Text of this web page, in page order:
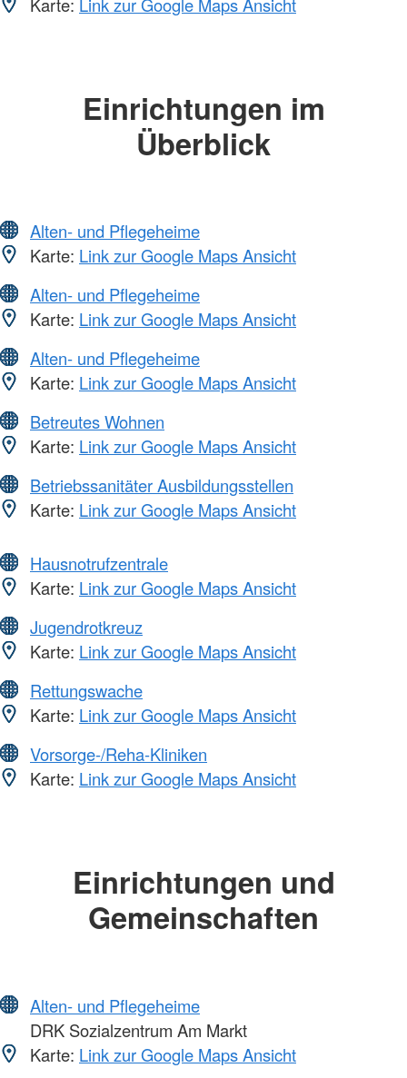
Einrichtungen im
Überblick
Alten- und Pflegeheime
Karte: Link zur Google Maps Ansicht
Alten- und Pflegeheime
Karte: Link zur Google Maps Ansicht
Alten- und Pflegeheime
Karte: Link zur Google Maps Ansicht
Betreutes Wohnen
Karte: Link zur Google Maps Ansicht
Betriebssanitäter Ausbildungsstellen
Karte: Link zur Google Maps Ansicht
Hausnotrufzentrale
Karte: Link zur Google Maps Ansicht
Jugendrotkreuz
Karte: Link zur Google Maps Ansicht
Rettungswache
Karte: Link zur Google Maps Ansicht
Vorsorge-/Reha-Kliniken
Karte: Link zur Google Maps Ansicht
Einrichtungen und
Gemeinschaften
Alten- und Pflegeheime
DRK Sozialzentrum Am Markt
Karte: Link zur Google Maps Ansicht